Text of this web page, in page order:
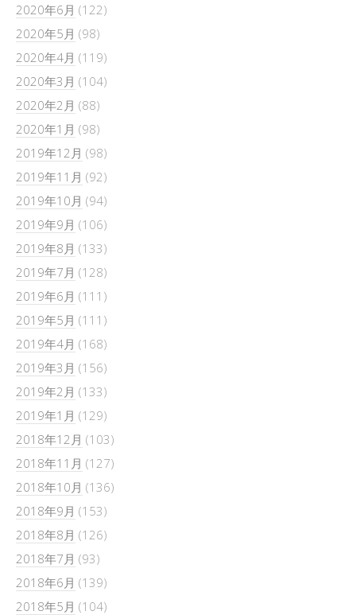
2020年6月 (122)
2020年5月 (98)
2020年4月 (119)
2020年3月 (104)
2020年2月 (88)
2020年1月 (98)
2019年12月 (98)
2019年11月 (92)
2019年10月 (94)
2019年9月 (106)
2019年8月 (133)
2019年7月 (128)
2019年6月 (111)
2019年5月 (111)
2019年4月 (168)
2019年3月 (156)
2019年2月 (133)
2019年1月 (129)
2018年12月 (103)
2018年11月 (127)
2018年10月 (136)
2018年9月 (153)
2018年8月 (126)
2018年7月 (93)
2018年6月 (139)
2018年5月 (104)